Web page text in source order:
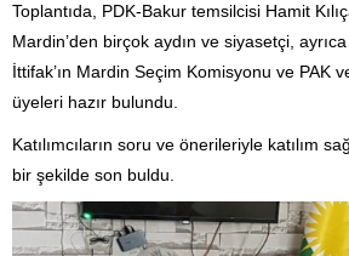
Toplantıda, PDK-Bakur temsilcisi Hamit
Mardin’den birçok aydın ve siyasetçi,
İttifak’ın Mardin Seçim Komisyonu ve PAK
üyeleri hazır bulundu.
Katılımcıların soru ve önerileriyle katılım
bir şekilde son buldu.